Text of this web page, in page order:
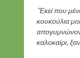
“Εκεί που
κουκούλια
καλοκαίρι,